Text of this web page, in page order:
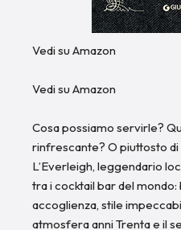
Vedi su Amazon
Vedi su Amazon
Cosa possiamo servirle?
rinfrescante? O piuttosto
L’Everleigh, leggendario
tra i cocktail bar del
accoglienza, stile
atmosfera anni Trenta e il